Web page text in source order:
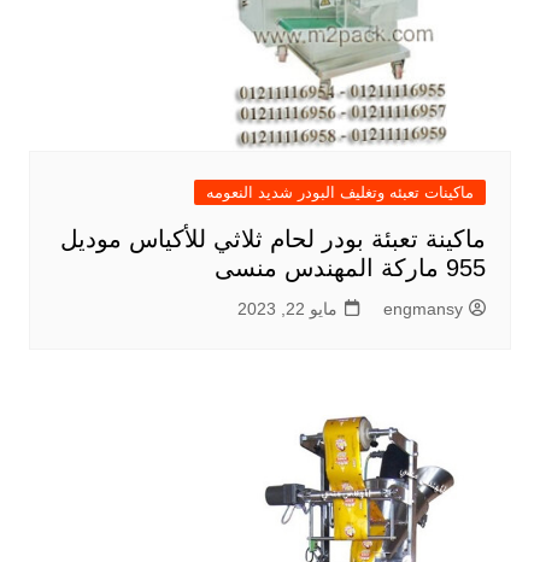
ماكينات تعبئه وتغليف البودر شديد النعومه
ماكينة تعبئة بودر لحام ثلاثي للأكياس موديل
955 ماركة المهندس منسى
engmansy مايو 22, 2023